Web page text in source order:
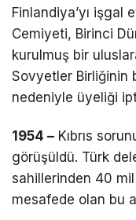
Finlandiya’yı işgal
Cemiyeti, Birinci
kurulmuş bir
Sovyetler Birliğinin
nedeniyle üyeliği
1954 – Kıbrıs
görüşüldü. Türk
sahillerinden 40
mesafede olan bu